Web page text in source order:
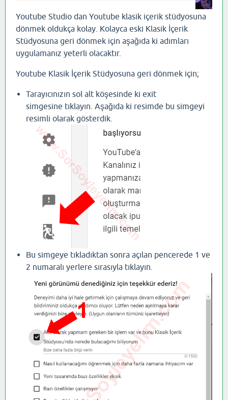
Youtube Studio dan Youtube klasik içerik stüdyosuna
dönmek oldukça kolay. Kolayca eski Klasik İçerik
Stüdyosuna geri dönmek için aşağıda ki adımları
uygulamanız yeterli olacaktır.
Youtube Klasik İçerik Stüdyosuna geri dönmek için;
Tarayıcınızın sol alt köşesinde ki exit
simgesine tıklayın. Aşağıda ki resimde bu simgeyi
resimli olarak gösterdik.
Bu simgeye tıkladıktan sonra açılan pencerede 1 ve
2 numaralı yerlere sırasıyla tıklayın.